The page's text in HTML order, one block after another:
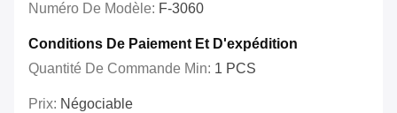
Numéro De Modèle: F-3060
Conditions De Paiement Et D'expédition
Quantité De Commande Min: 1 PCS
Prix: Négociable